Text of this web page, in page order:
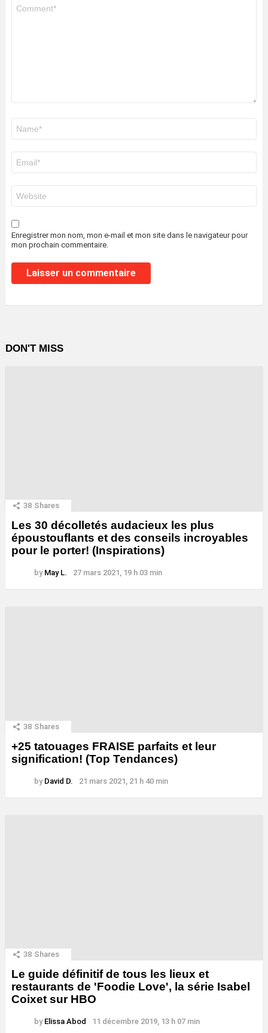
mail
*
web
Enregistrer mon nom, mon e-mail et mon site dans le navigateur pour
mon prochain commentaire.
DON'T MISS
38 Shares
Les 30 décolletés audacieux les plus
époustouflants et des conseils incroyables
pour le porter! (Inspirations)
by May L. 27 mars 2021, 19 h 03 min
38 Shares
+25 tatouages ​​FRAISE parfaits et leur
signification! (Top Tendances)
by David D. 21 mars 2021, 21 h 40 min
38 Shares
Le guide définitif de tous les lieux et
restaurants de 'Foodie Love', la série Isabel
Coixet sur HBO
by Elissa Abod 11 décembre 2019, 13 h 07 min